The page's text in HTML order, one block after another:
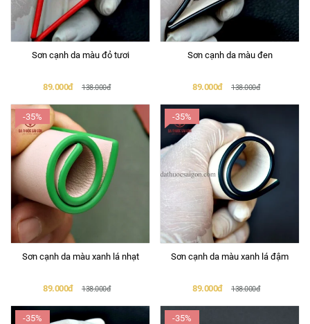
Sơn cạnh da màu đỏ tươi
89.000đ 138.000đ
Sơn cạnh da màu đen
89.000đ 138.000đ
-35%
Sơn cạnh da màu xanh lá nhạt
89.000đ 138.000đ
-35%
Sơn cạnh da màu xanh lá đậm
89.000đ 138.000đ
-35% -35%